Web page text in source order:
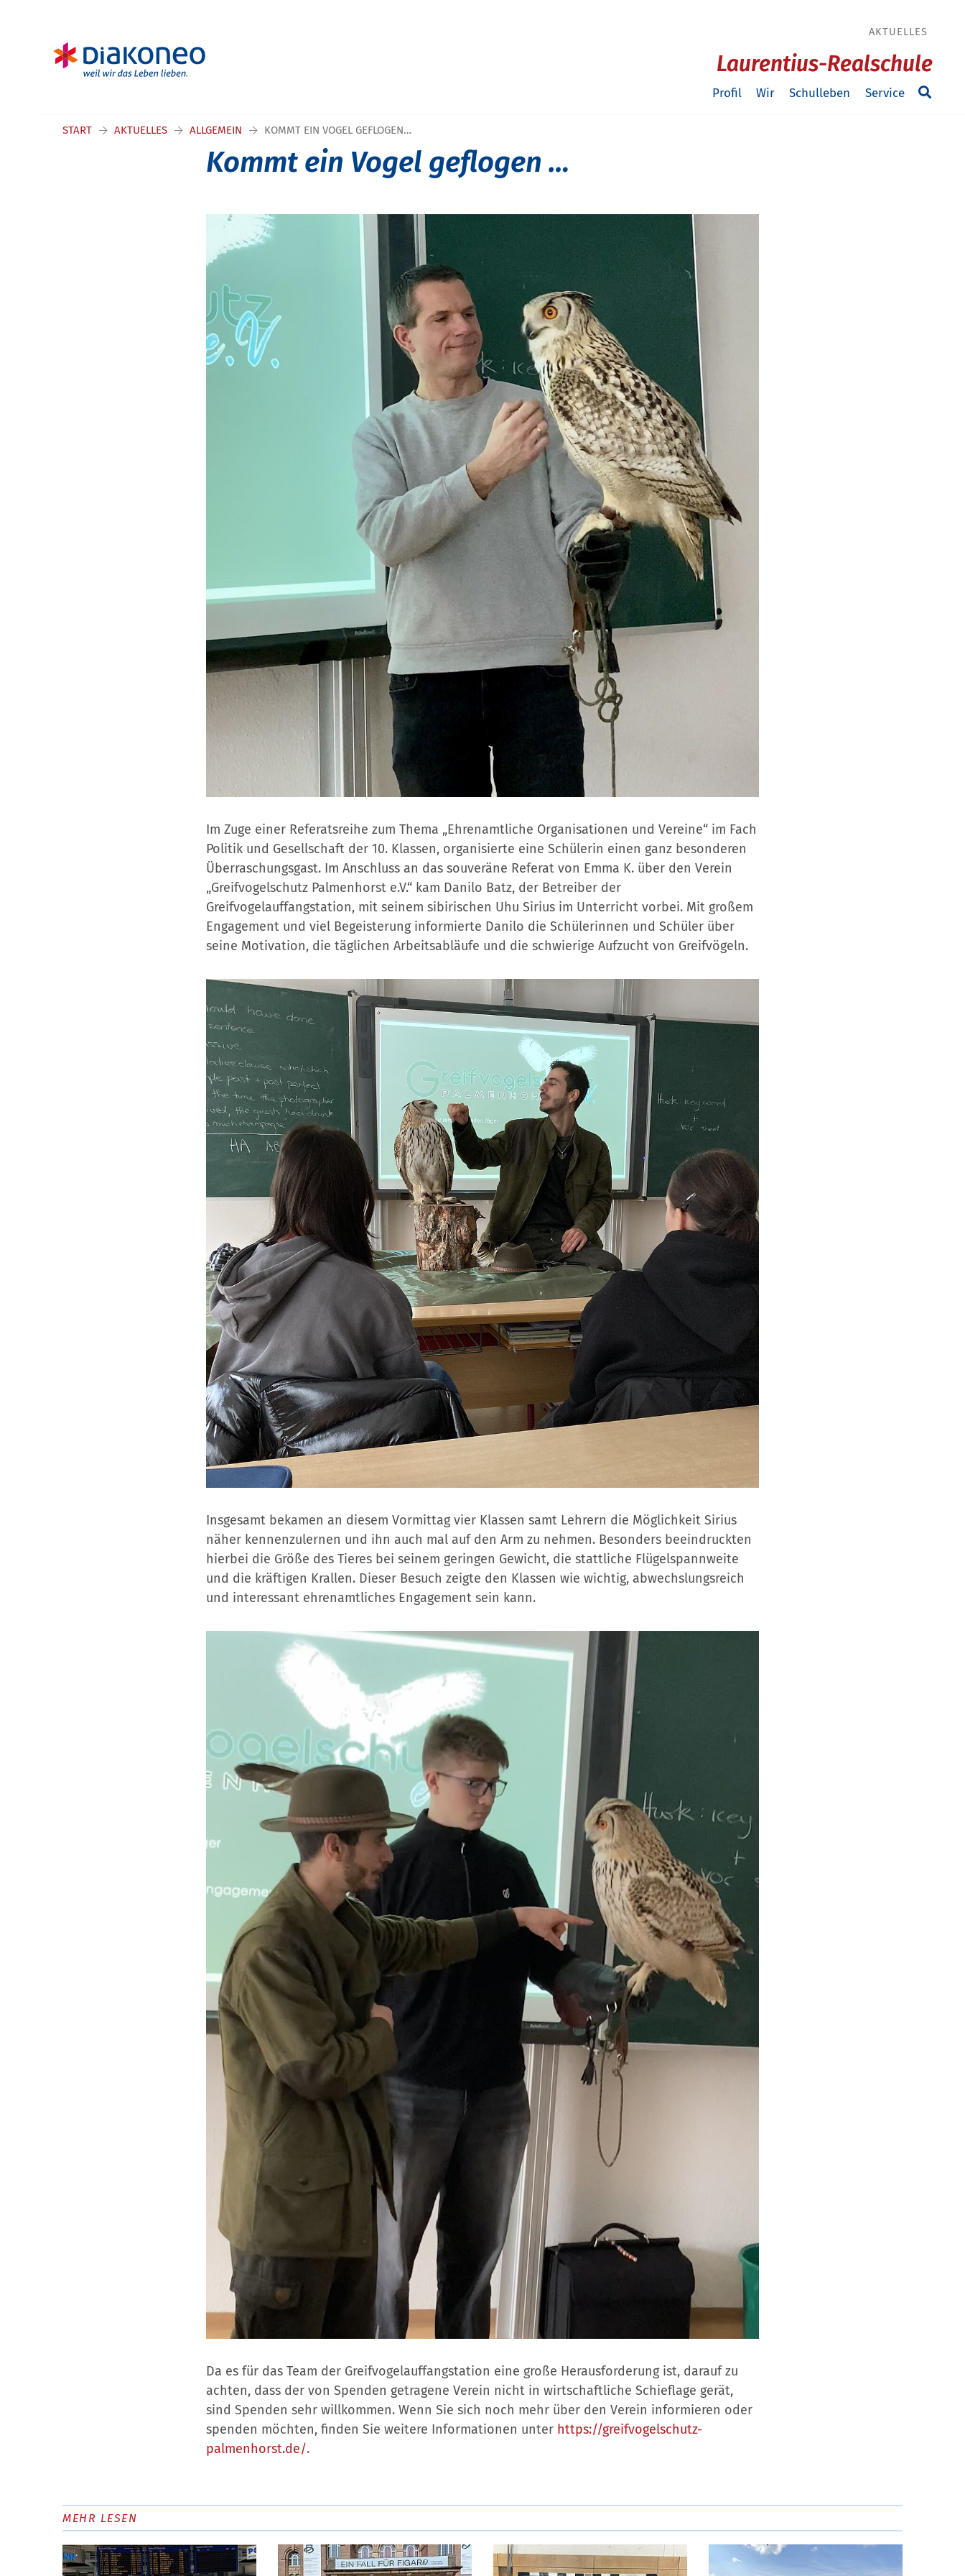
AKTUELLES
Laurentius-Realschule
Profil Wir Schulleben Service
START AKTUELLES ALLGEMEIN KOMMT EIN VOGEL GEFLOGEN…
Kommt ein Vogel geflogen …
Im Zuge einer Referatsreihe zum Thema „Ehrenamtliche Organisationen und Vereine“ im Fach
Politik und Gesellschaft der 10. Klassen, organisierte eine Schülerin einen ganz besonderen
Überraschungsgast. Im Anschluss an das souveräne Referat von Emma K. über den Verein
„Greifvogelschutz Palmenhorst e.V.“ kam Danilo Batz, der Betreiber der
Greifvogelauffangstation, mit seinem sibirischen Uhu Sirius im Unterricht vorbei. Mit großem
Engagement und viel Begeisterung informierte Danilo die Schülerinnen und Schüler über
seine Motivation, die täglichen Arbeitsabläufe und die schwierige Aufzucht von Greifvögeln.
Insgesamt bekamen an diesem Vormittag vier Klassen samt Lehrern die Möglichkeit Sirius
näher kennenzulernen und ihn auch mal auf den Arm zu nehmen. Besonders beeindruckten
hierbei die Größe des Tieres bei seinem geringen Gewicht, die stattliche Flügelspannweite
und die kräftigen Krallen. Dieser Besuch zeigte den Klassen wie wichtig, abwechslungsreich
und interessant ehrenamtliches Engagement sein kann.
Da es für das Team der Greifvogelauffangstation eine große Herausforderung ist, darauf zu
achten, dass der von Spenden getragene Verein nicht in wirtschaftliche Schieflage gerät,
sind Spenden sehr willkommen. Wenn Sie sich noch mehr über den Verein informieren oder
spenden möchten, finden Sie weitere Informationen unter https://greifvogelschutz-
palmenhorst.de/.
MEHR LESEN